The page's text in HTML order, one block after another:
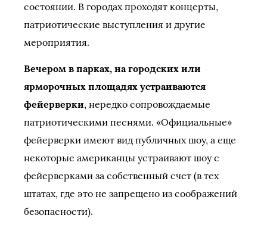
состоянии. В городах проходят концерты,
патриотические выступления и другие
мероприятия.
Вечером в парках, на городских или
ярморочных площадях устраиваются
фейерверки, нередко сопровождаемые
патриотическими песнями. «Официальные»
фейерверки имеют вид публичных шоу, а еще
некоторые американцы устраивают шоу с
фейерверками за собственный счет (в тех
штатах, где это не запрещено из соображений
безопасности).